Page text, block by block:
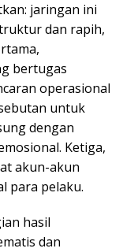
jaringan ini
dan rapih,
bertugas
operasional
untuk
dengan
Ketiga,
akun-akun
para pelaku.
hasil
dan